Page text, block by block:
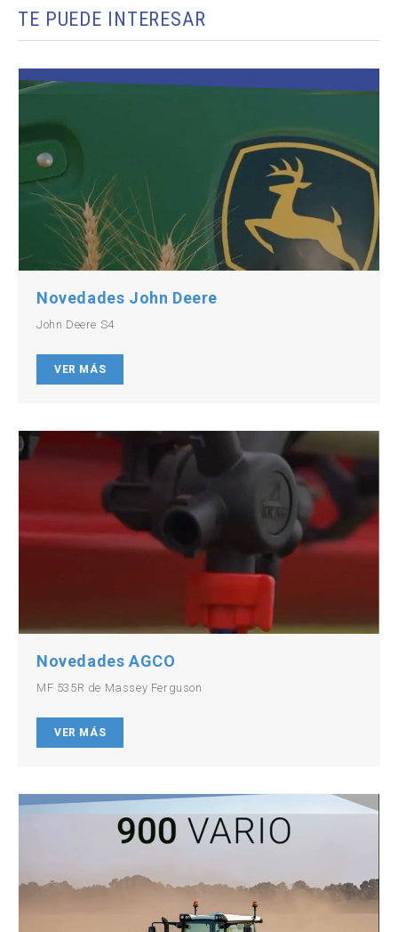
TE PUEDE INTERESAR
Novedades John Deere
John Deere S4
VER MÁS
Novedades AGCO
MF 535R de Massey Ferguson
VER MÁS